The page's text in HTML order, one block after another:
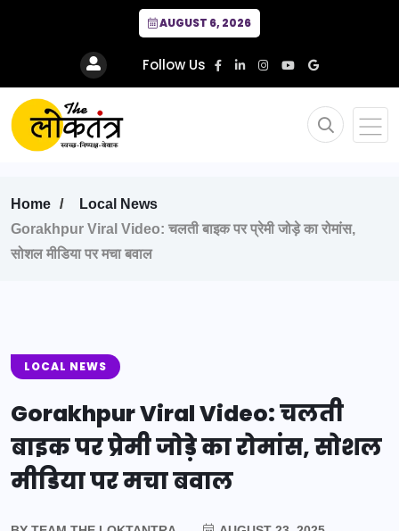
AUGUST 6, 2026
Follow Us
Home
Local News
Gorakhpur Viral Video: चलती बाइक पर प्रेमी जोड़े का रोमांस,
सोशल मीडिया पर मचा बवाल
LOCAL NEWS
Gorakhpur Viral Video: चलती
बाइक पर प्रेमी जोड़े का रोमांस, सोशल
मीडिया पर मचा बवाल